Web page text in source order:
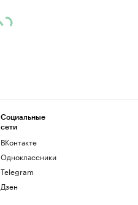
Социальные
сети
ВКонтакте
Одноклассники
Telegram
Дзен